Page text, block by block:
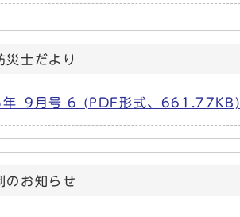
災士だより
年_9月号 6 (PDF形式、661.77KB)
のお知らせ